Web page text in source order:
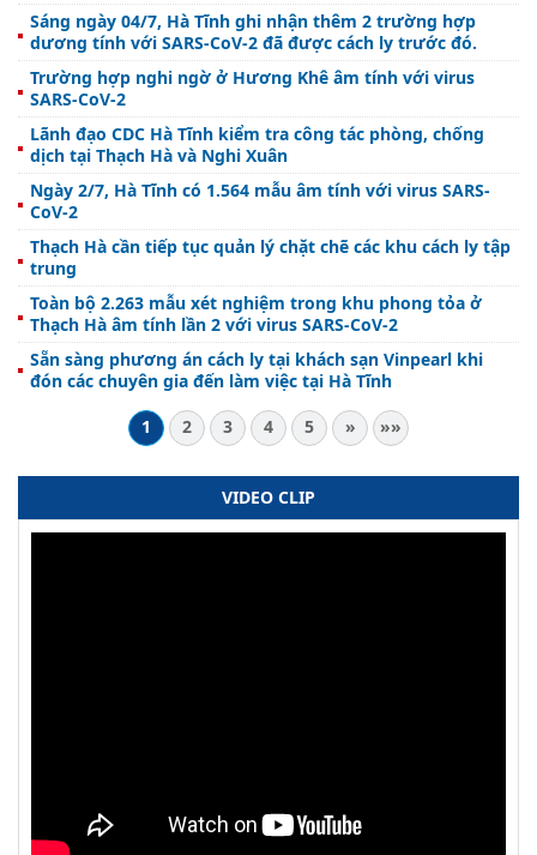
Sáng ngày 04/7, Hà Tĩnh ghi nhận thêm 2 trường hợp
dương tính với SARS-CoV-2 đã được cách ly trước đó.
Trường hợp nghi ngờ ở Hương Khê âm tính với virus
SARS-CoV-2
Lãnh đạo CDC Hà Tĩnh kiểm tra công tác phòng, chống
dịch tại Thạch Hà và Nghi Xuân
Ngày 2/7, Hà Tĩnh có 1.564 mẫu âm tính với virus SARS-
CoV-2
Thạch Hà cần tiếp tục quản lý chặt chẽ các khu cách ly tập
trung
Toàn bộ 2.263 mẫu xét nghiệm trong khu phong tỏa ở
Thạch Hà âm tính lần 2 với virus SARS-CoV-2
Sẵn sàng phương án cách ly tại khách sạn Vinpearl khi
đón các chuyên gia đến làm việc tại Hà Tĩnh
1
2 3 4 5 » »»
VIDEO CLIP